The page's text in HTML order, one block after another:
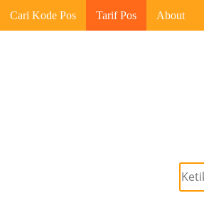
Cari Kode Pos Tarif Pos About